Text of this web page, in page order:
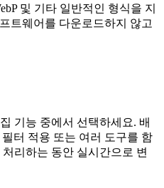
및 기타 일반적인 형식을 지
트웨어를 다운로드하지 않고
기능 중에서 선택하세요. 배
터 적용 또는 여러 도구를 함
리하는 동안 실시간으로 변